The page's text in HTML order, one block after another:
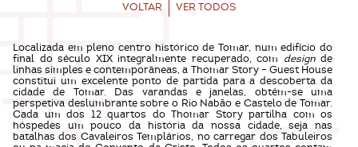
VOLTAR VER TODOS
Localizada em pleno centro histórico de Tomar, num edifício do
final do século XIX integralmente recuperado, com designde
linhas simples e contemporâneas, a Thomar Story – Guest House
constitui um excelente ponto de partida para a descoberta da
cidade de Tomar. Das varandas e janelas, obtém-se uma
perspetiva deslumbrante sobre o Rio Nabão e Castelo de Tomar.
Cada um dos 12 quartos do Thomar Story partilha com os
hóspedes um pouco da história da nossa cidade, seja nas
batalhas dos Cavaleiros Templários, no carregar dos Tabuleiros